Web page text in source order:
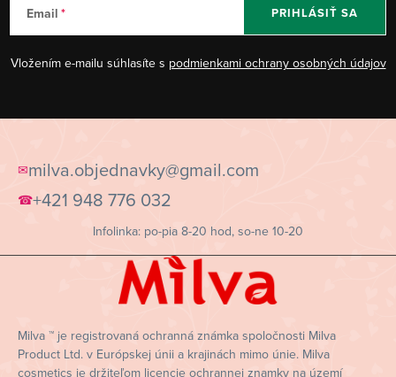
Email
Vložením e-mailu súhlasíte s podmienkami ochrany osobných údajov
PRIHLÁSIŤ SA
t
Milva ™ je registrovaná ochranná známka spoločnosti Milva
Product Ltd. v Európskej únii a krajinách mimo únie. Milva
cosmetics je držiteľom licencie ochrannej znamky na území
✉milva.objednavky@gmail.com
☎+421 948 776 032
Infolinka: po-pia 8-20 hod, so-ne 10-20